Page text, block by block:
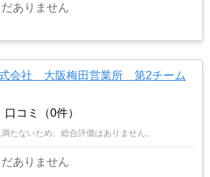
ありません
式会社 大阪梅田営業所 第2チーム
口コミ（0件）
たないため、総合評価はありません。
ありません